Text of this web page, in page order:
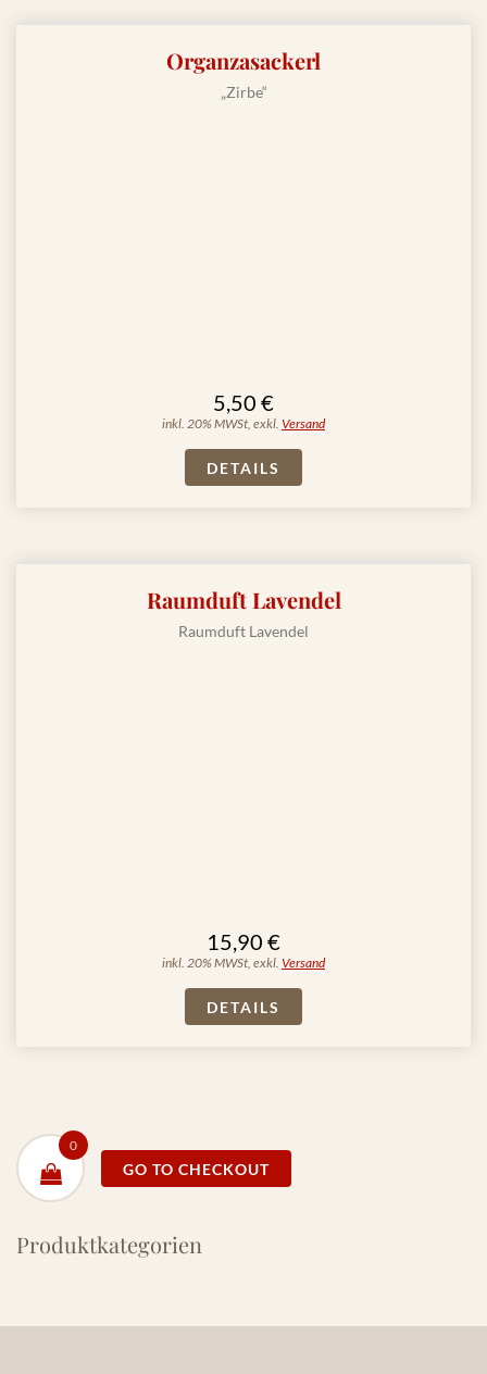
Organzasackerl
„Zirbe“
5,50 €
inkl. 20% MWSt, exkl. Versand
DETAILS
Raumduft Lavendel
Raumduft Lavendel
15,90 €
inkl. 20% MWSt, exkl. Versand
DETAILS
0
GO TO CHECKOUT
Produktkategorien